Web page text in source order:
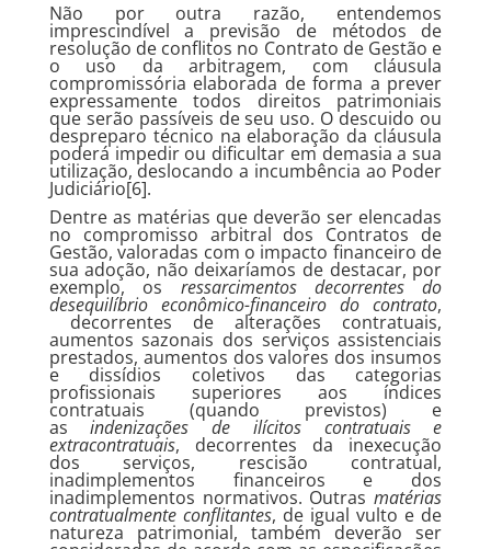
Não por outra razão, entendemos
imprescindível a previsão de métodos de
resolução de conflitos no Contrato de Gestão e
o uso da arbitragem, com cláusula
compromissória elaborada de forma a prever
expressamente todos direitos patrimoniais
que serão passíveis de seu uso. O descuido ou
despreparo técnico na elaboração da cláusula
poderá impedir ou dificultar em demasia a sua
utilização, deslocando a incumbência ao Poder
Judiciário[6].
Dentre as matérias que deverão ser elencadas
no compromisso arbitral dos Contratos de
Gestão, valoradas com o impacto financeiro de
sua adoção, não deixaríamos de destacar, por
exemplo, os ressarcimentos decorrentes do
desequilíbrio econômico-financeiro do contrato,
decorrentes de alterações contratuais,
aumentos sazonais dos serviços assistenciais
prestados, aumentos dos valores dos insumos
e dissídios coletivos das categorias
profissionais superiores aos índices
contratuais (quando previstos) e
asindenizações de ilícitos contratuais e
extracontratuais, decorrentes da inexecução
dos serviços, rescisão contratual,
inadimplementos financeiros e dos
inadimplementos normativos. Outras matérias
contratualmente conflitantes, de igual vulto e de
natureza patrimonial, também deverão ser